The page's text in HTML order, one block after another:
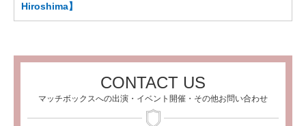
Hiroshima】
CONTACT US
マッチボックスへの出演・イベント開催・その他お問い合わせ